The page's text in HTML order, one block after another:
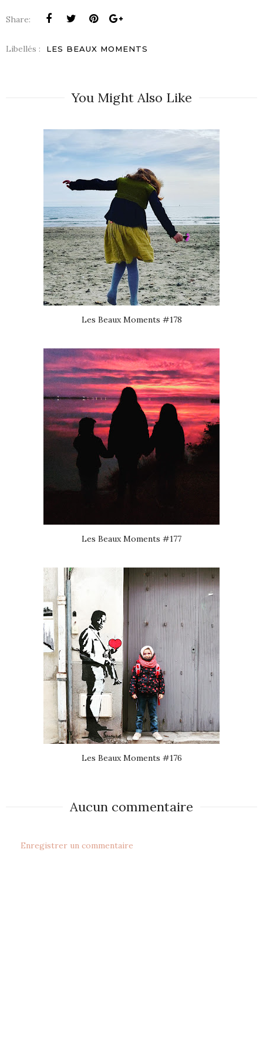
Share:
Libellés : LES BEAUX MOMENTS
You Might Also Like
Les Beaux Moments #178
Les Beaux Moments #177
Les Beaux Moments #176
Aucun commentaire
Enregistrer un commentaire